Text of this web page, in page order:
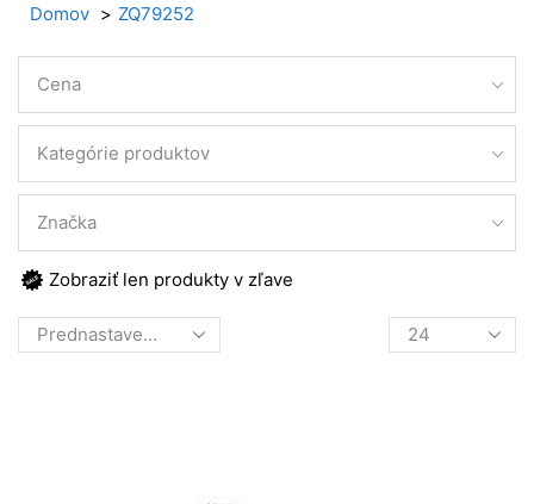
Domov ZQ79252
Cena
Kategórie produktov
Značka
Zobraziť len produkty v zľave
Products
per